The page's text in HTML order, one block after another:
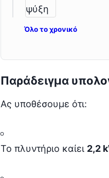
Όλο το χρονικό
Παράδειγμα
Ας υποθέσουμε ότι:
Το πλυντήριο καίει 2,2